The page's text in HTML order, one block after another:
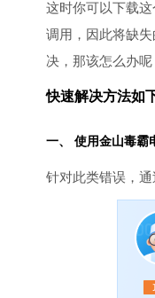
这时你可以下载
调用，因此将缺
决，那该怎么办
快速解决方法如
一、 使用金山毒霸
针对此类错误，